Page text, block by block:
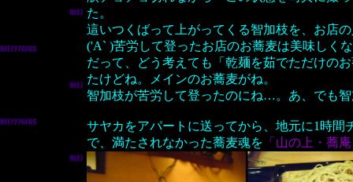
た。
這いつくばって上がってくる智加枝を、お店
('A` )苦労して登ったお店のお蕎麦は美味しく
だって、どう考えても「乾麺を茹でただけの
たけどね。メインのお蕎麦がね。
智加枝が苦労して登ったのにね…。あ、でも
サヤカをアパートに送ってから、地元に1時間
で、満たされなかった蕎麦魂を 「山の上・蕎